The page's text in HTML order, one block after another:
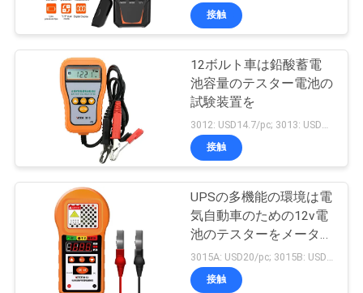
図
PRIVACY
POLICY信号の機能発生器
多機能の環境のメー
50
接触
12ボルト車は鉛酸蓄電
池容量のテスター電池の
試験装置を
接触
UPSの多機能の環境は電
気自動車のための12v電
池のテスターをメーター
で計る
接触